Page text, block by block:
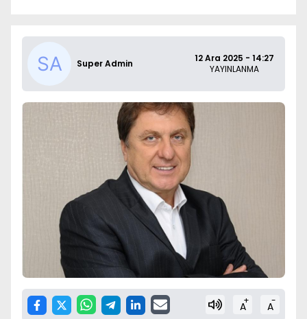
Super Admin
12 Ara 2025 - 14:27
YAYINLANMA
A+ A-